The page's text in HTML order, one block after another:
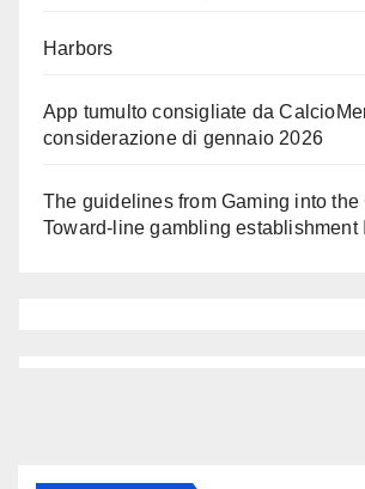
Harbors
App tumulto consigliate da
considerazione di gennaio 2026
The guidelines from Gaming into the
Toward-line gambling establishment